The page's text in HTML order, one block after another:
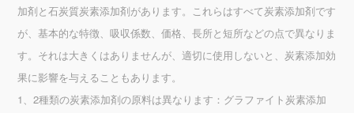
加剤と石炭質炭素添加剤があります。これらはすべて炭素添加剤です
が、基本的な特徴、吸収係数、価格、長所と短所などの点で異なりま
す。それは大きくはありませんが、適切に使用しないと、炭素添加効
果に影響を与えることもあります。
1、2種類の炭素添加剤の原料は異なります：グラファイト炭素添加